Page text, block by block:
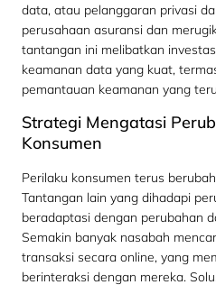
data, atau pelanggaran privasi
perusahaan asuransi dan
tantangan ini melibatkan
keamanan data yang kuat,
pemantauan keamanan yang
Strategi Mengatasi
Konsumen
Perilaku konsumen terus
Tantangan lain yang dihadapi
beradaptasi dengan perubahan
Semakin banyak nasabah
transaksi secara online, yang
berinteraksi dengan mereka.